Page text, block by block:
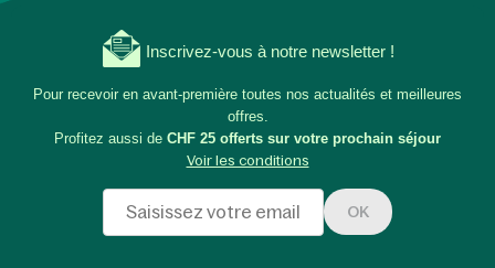
Inscrivez-vous à notre newsletter !
Pour recevoir en avant-première toutes nos actualités et meilleures
offres.
Profitez aussi de CHF 25 offerts sur votre prochain séjour
Voir les conditions
OK